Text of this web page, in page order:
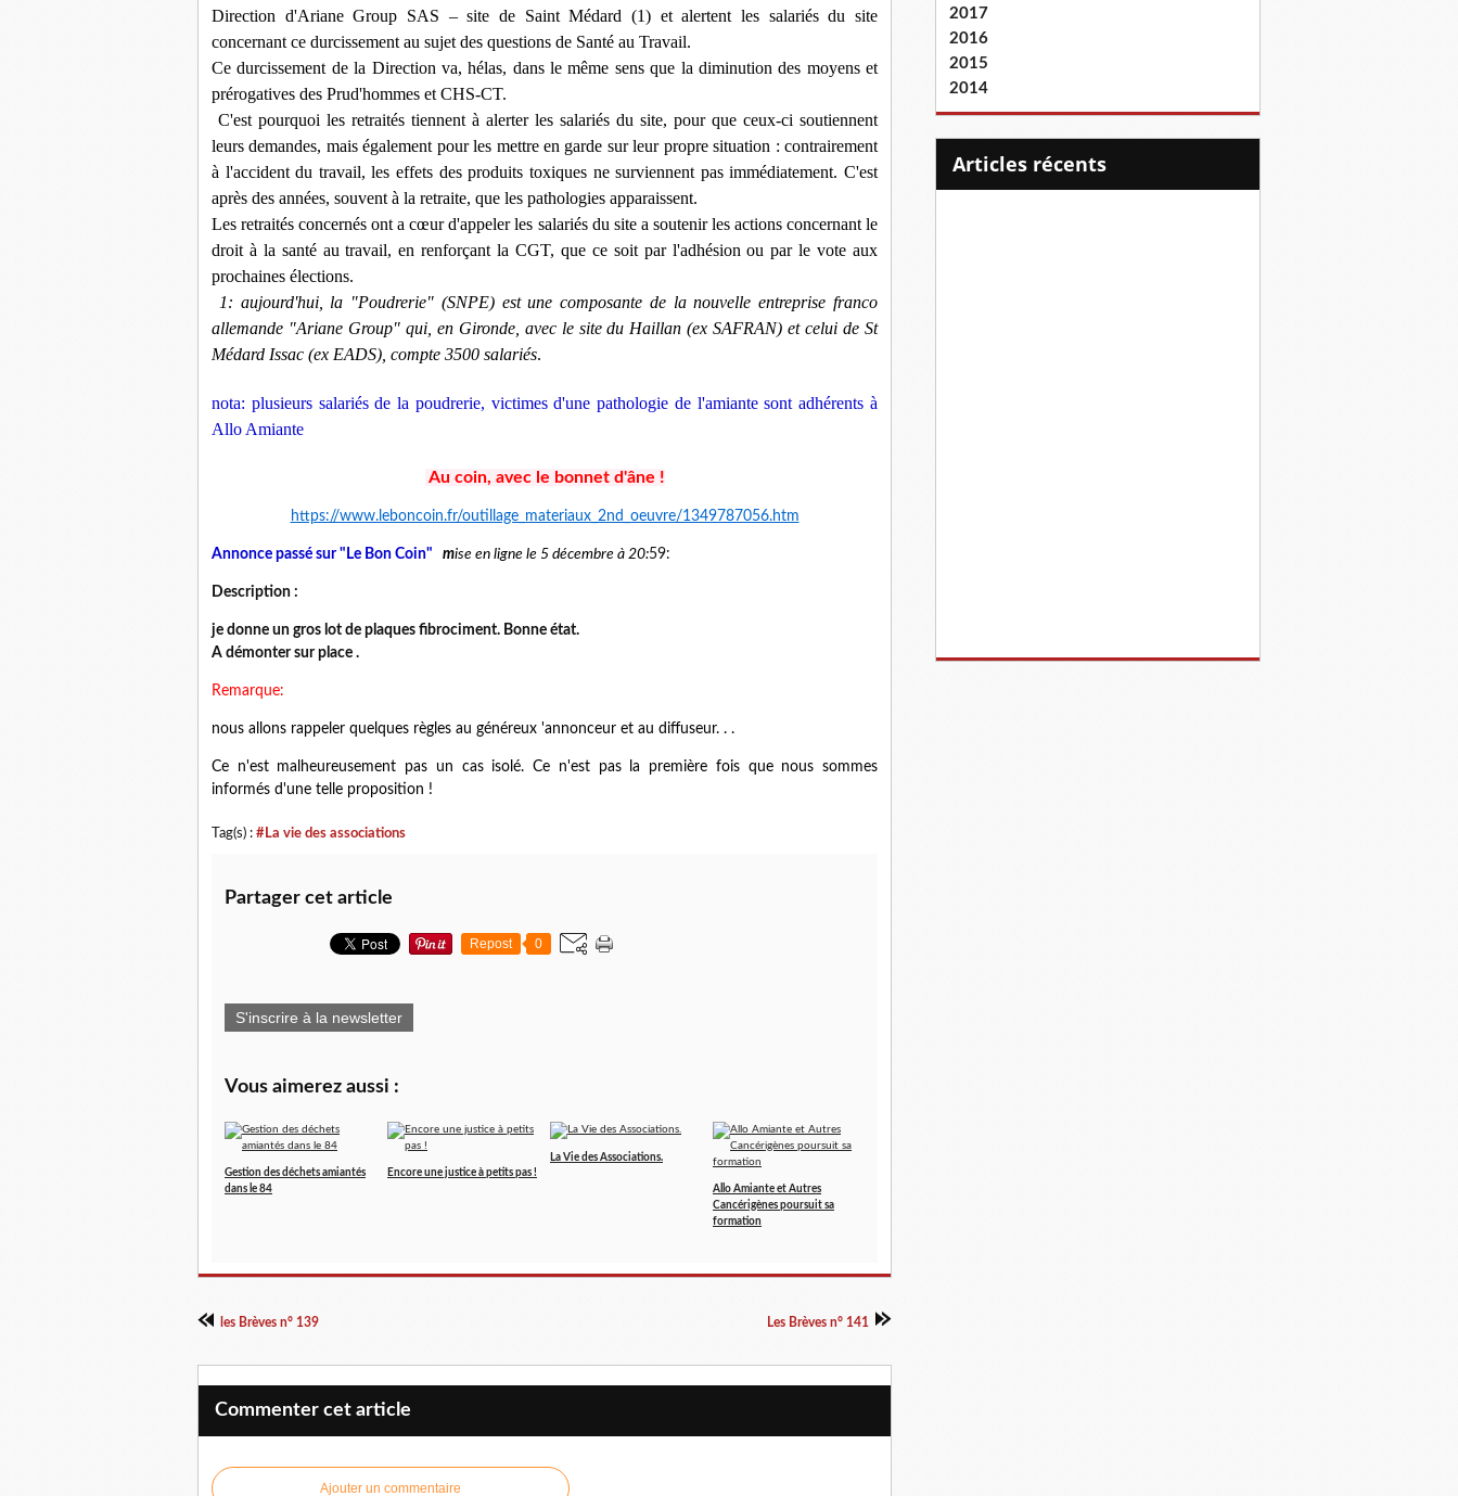
Direction d'Ariane Group SAS – site de Saint Médard (1) et alertent les salariés du site
concernant ce durcissement au sujet des questions de Santé au Travail.
Ce durcissement de la Direction va, hélas, dans le même sens que la diminution des moyens et
prérogatives des Prud'hommes et CHS-CT.
C'est pourquoi les retraités tiennent à alerter les salariés du site, pour que ceux-ci soutiennent
leurs demandes, mais également pour les mettre en garde sur leur propre situation : contrairement
à l'accident du travail, les effets des produits toxiques ne surviennent pas immédiatement. C'est
après des années, souvent à la retraite, que les pathologies apparaissent.
Les retraités concernés ont a cœur d'appeler les salariés du site a soutenir les actions concernant le
droit à la santé au travail, en renforçant la CGT, que ce soit par l'adhésion ou par le vote aux
prochaines élections.
1: aujourd'hui, la "Poudrerie" (SNPE) est une composante de la nouvelle entreprise franco
allemande "Ariane Group" qui, en Gironde, avec le site du Haillan (ex SAFRAN) et celui de St
Médard Issac (ex EADS), compte 3500 salariés.
nota: plusieurs salariés de la poudrerie, victimes d'une pathologie de l'amiante sont adhérents à
Allo Amiante
Au coin, avec le bonnet d'âne !
https://www.leboncoin.fr/outillage_materiaux_2nd_oeuvre/1349787056.htm
Annonce passé sur "Le Bon Coin" mise en ligne le 5 décembre à 20:59:
Description :
je donne un gros lot de plaques fibrociment. Bonne état.
A démonter sur place .
Remarque:
nous allons rappeler quelques règles au généreux 'annonceur et au diffuseur. . .
Ce n'est malheureusement pas un cas isolé. Ce n'est pas la première fois que nous sommes
informés d'une telle proposition !
Tag(s) : #La vie des associations
Partager cet article
Repost 0
S'inscrire à la newsletter
Vous aimerez aussi :
Gestion des déchets amiantés
dans le 84
Encore une justice à petits pas !
La Vie des Associations.
Allo Amiante et Autres
Cancérigènes poursuit sa
formation
les Brèves n° 139 Les Brèves n° 141
Commenter cet article
Ajouter un commentaire
2017
2016
2015
2014
articles récents